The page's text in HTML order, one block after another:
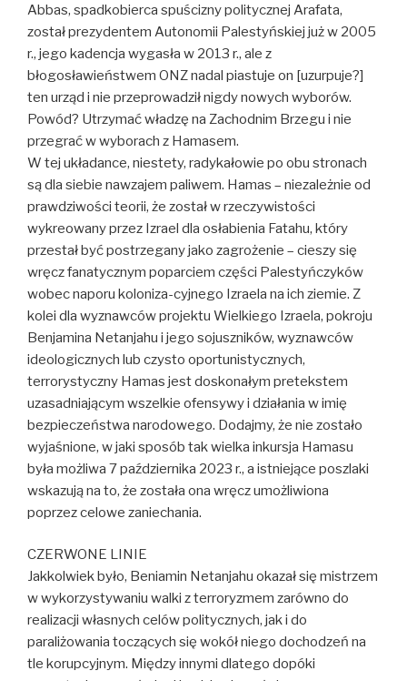
Abbas, spadkobierca spuścizny politycznej Arafata,
został prezydentem Autonomii Palestyńskiej już w 2005
r., jego kadencja wygasła w 2013 r., ale z
błogosławieństwem ONZ nadal piastuje on [uzurpuje?]
ten urząd i nie przeprowadził nigdy nowych wyborów.
Powód? Utrzymać władzę na Zachodnim Brzegu i nie
przegrać w wyborach z Hamasem.
W tej układance, niestety, radykałowie po obu stronach
są dla siebie nawzajem paliwem. Hamas – niezależnie od
prawdziwości teorii, że został w rzeczywistości
wykreowany przez Izrael dla osłabienia Fatahu, który
przestał być postrzegany jako zagrożenie – cieszy się
wręcz fanatycznym poparciem części Palestyńczyków
wobec naporu koloniza-cyjnego Izraela na ich ziemie. Z
kolei dla wyznawców projektu Wielkiego Izraela, pokroju
Benjamina Netanjahu i jego sojuszników, wyznawców
ideologicznych lub czysto oportunistycznych,
terrorystyczny Hamas jest doskonałym pretekstem
uzasadniającym wszelkie ofensywy i działania w imię
bezpieczeństwa narodowego. Dodajmy, że nie zostało
wyjaśnione, w jaki sposób tak wielka inkursja Hamasu
była możliwa 7 października 2023 r., a istniejące poszlaki
wskazują na to, że została ona wręcz umożliwiona
poprzez celowe zaniechania.
CZERWONE LINIE
Jakkolwiek było, Beniamin Netanjahu okazał się mistrzem
w wykorzystywaniu walki z terroryzmem zarówno do
realizacji własnych celów politycznych, jak i do
paraliżowania toczących się wokół niego dochodzeń na
tle korupcyjnym. Między innymi dlatego dopóki